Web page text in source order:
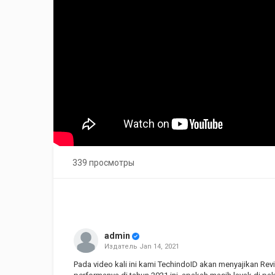
339 просмотры
admin
Издатель Jan 14, 2021
Pada video kali ini kami TechindoID akan menyajikan